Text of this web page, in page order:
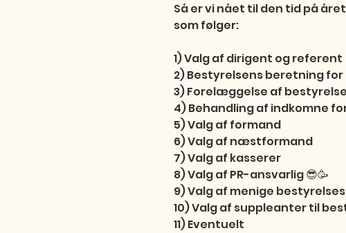
Så er vi nået til den tid på
som følger:
1) Valg af dirigent og referent
2) Bestyrelsens beretning
3) Forelæggelse af
4) Behandling af indkomne
5) Valg af formand
6) Valg af næstformand
7) Valg af kasserer
8) Valg af PR-ansvarlig 😎🥳
9) Valg af menige
10) Valg af suppleanter til
11) Eventuelt